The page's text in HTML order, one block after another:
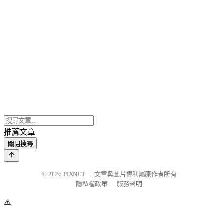
推薦文章
關閉搜尋
© 2026 PIXNET
文章與圖片權利屬原作者所有
隱私權政策
服務聲明
⚠️